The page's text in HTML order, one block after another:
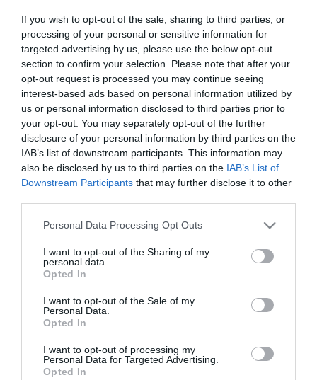
If you wish to opt-out of the sale, sharing to third parties, or
processing of your personal or sensitive information for
targeted advertising by us, please use the below opt-out
section to confirm your selection. Please note that after your
opt-out request is processed you may continue seeing
interest-based ads based on personal information utilized by
us or personal information disclosed to third parties prior to
your opt-out. You may separately opt-out of the further
disclosure of your personal information by third parties on the
IAB’s list of downstream participants. This information may
also be disclosed by us to third parties on the IAB’s List of
Downstream Participants that may further disclose it to other
Please note that this website/app uses one or more Google
not limited to your visit or usage behaviour. You may click to
grant or deny consent to Google and its third-party tags to
use your data for below specified purposes in below Google
consent section.
Personal Data Processing Opt Outs
I want to opt-out of the Sharing of my
personal data.
Opted In
I want to opt-out of the Sale of my
Personal Data.
Opted In
I want to opt-out of processing my
Personal Data for Targeted Advertising.
Opted In
Αντιπρόεδρος της Κυβέρνησης, κύριος Κωστής
Χατζηδάκης, και κορυφαίες προσωπικότητες
του πολιτικού, […]